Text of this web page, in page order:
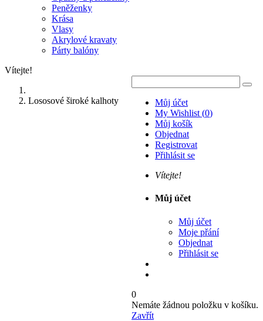
Peněženky
Krása
Vlasy
Akrylové kravaty
Párty balóny
Vítejte!
Můj účet
My Wishlist (0)
Můj košík
Objednat
Registrovat
Přihlásit se
Vítejte!
Můj účet
Můj účet
Moje přání
Objednat
Přihlásit se
0
Nemáte žádnou položku v košíku.
Zavřít
Lososové široké kalhoty